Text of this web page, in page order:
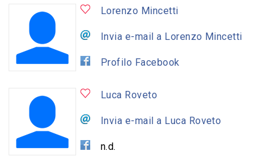
Lorenzo Mincetti
Invia e-mail a Lorenzo Mincetti
Profilo Facebook
Luca Roveto
Invia e-mail a Luca Roveto
n.d.